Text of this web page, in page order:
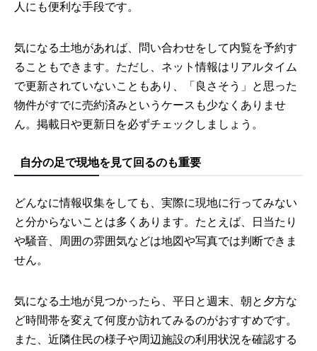
人にも便利な手段です。
気になる土地があれば、問い合わせをして内覧を予約す
ることもできます。ただし、ネット情報はリアルタイム
で更新されていないこともあり、「良さそう」と思った
物件がすでに売約済みというケースも少なくありませ
ん。掲載日や更新日を必ずチェックしましょう。
自分の足で現地を見て回るのも重要
どんなに情報収集をしても、実際に現地に行ってみない
と分からないことは多くあります。たとえば、日当たり
や騒音、周囲の雰囲気などは地図や写真では判断できま
せん。
気になる土地が見つかったら、平日と週末、朝と夕方な
ど時間帯を変えて何度か訪れてみるのがおすすめです。
また、近隣住民の様子や周辺施設の利用状況を確認する